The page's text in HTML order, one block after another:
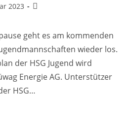
2023
Beitrags-
geht es am kommenden
wieder los.
der HSG Jugend wird
Energie AG. Unterstützer
HSG…